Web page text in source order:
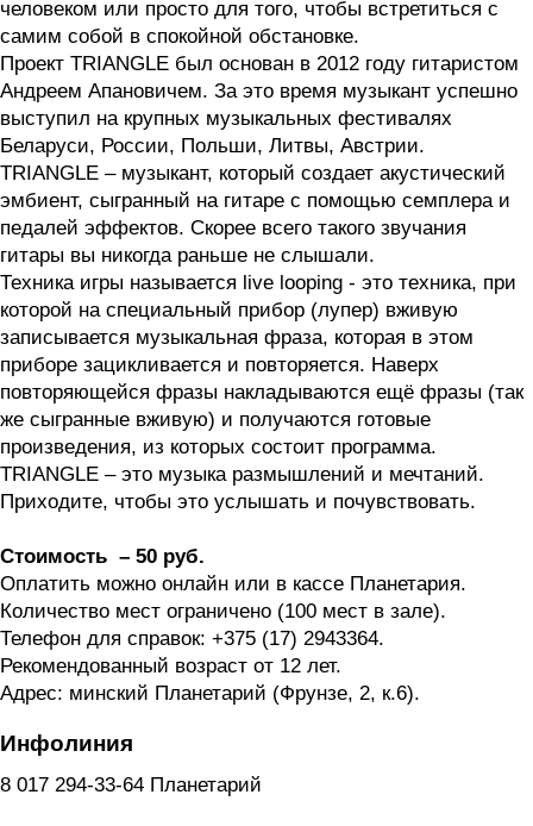
человеком или просто для того, чтобы встретиться с
самим собой в спокойной обстановке.
Проект TRIANGLE был основан в 2012 году гитаристом
Андреем Апановичем. За это время музыкант успешно
выступил на крупных музыкальных фестивалях
Беларуси, России, Польши, Литвы, Австрии.
TRIANGLE – музыкант, который создает акустический
эмбиент, сыгранный на гитаре с помощью семплера и
педалей эффектов. Скорее всего такого звучания
гитары вы никогда раньше не слышали.
Техника игры называется live looping - это техника, при
которой на специальный прибор (лупер) вживую
записывается музыкальная фраза, которая в этом
приборе зацикливается и повторяется. Наверх
повторяющейся фразы накладываются ещё фразы (так
же сыгранные вживую) и получаются готовые
произведения, из которых состоит программа.
TRIANGLE – это музыка размышлений и мечтаний.
Приходите, чтобы это услышать и почувствовать.
Стоимость – 50 руб.
Оплатить можно онлайн или в кассе Планетария.
Количество мест ограничено (100 мест в зале).
Телефон для справок: +375 (17) 2943364.
Рекомендованный возраст от 12 лет.
Адрес: минский Планетарий (Фрунзе, 2, к.6).
Инфолиния
8 017 294-33-64 Планетарий